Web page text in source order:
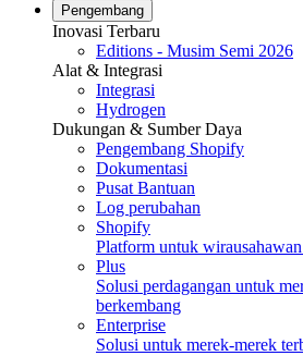
Pengembang
Inovasi Terbaru
Editions - Musim Semi 2026
Alat & Integrasi
Integrasi
Hydrogen
Dukungan & Sumber Daya
Pengembang Shopify
Dokumentasi
Pusat Bantuan
Log perubahan
Shopify
Platform untuk
Plus
Solusi perdagangan untuk
berkembang
Enterprise
Solusi untuk merek-merek